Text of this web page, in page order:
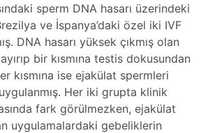
sperm DNA hasarı üzerindeki
ve İspanya’daki özel iki IVF
DNA hasarı yüksek çıkmış olan
bir kısmına testis dokusundan
kısmına ise ejakülat spermleri
Her iki grupta klinik
fark görülmezken, ejakülat
uygulamalardaki gebeliklerin